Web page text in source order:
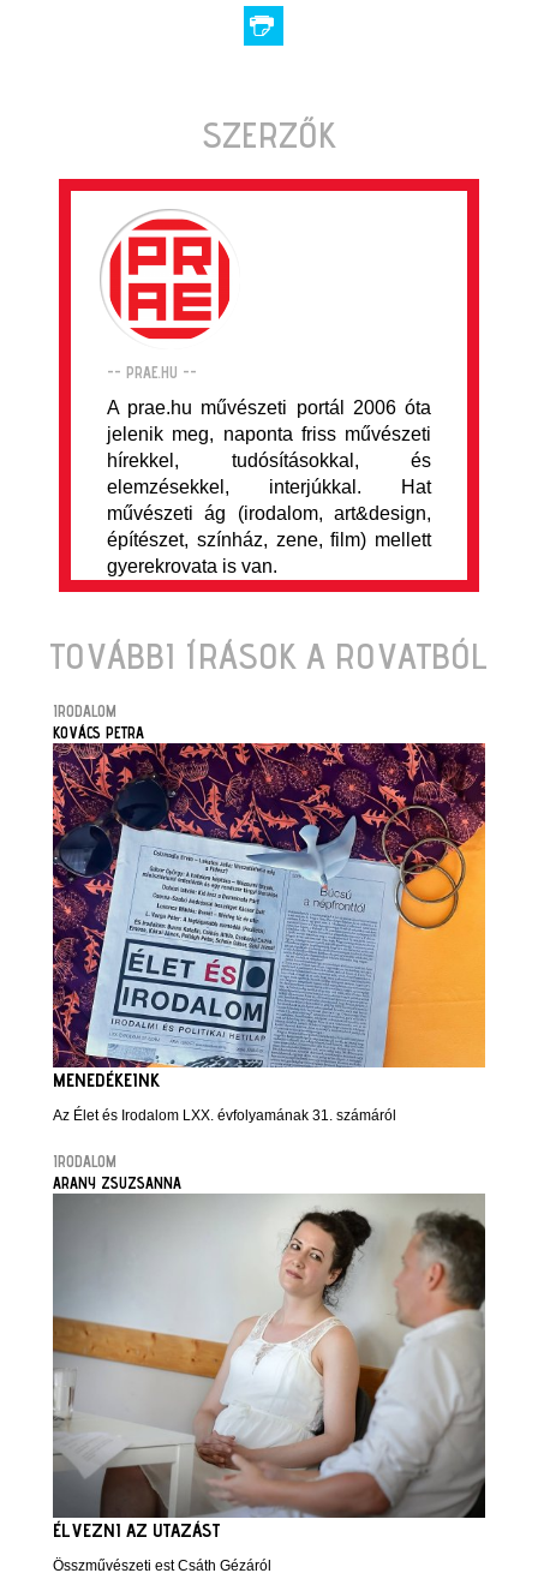
SZERZŐK
-- PRAE.HU --
A prae.hu művészeti portál 2006 óta
jelenik meg, naponta friss művészeti
hírekkel, tudósításokkal, és
elemzésekkel, interjúkkal. Hat
művészeti ág (irodalom, art&design,
építészet, színház, zene, film) mellett
gyerekrovata is van.
TOVÁBBI ÍRÁSOK A ROVATBÓL
IRODALOM
KOVÁCS PETRA
MENEDÉKEINK
Az Élet és Irodalom LXX. évfolyamának 31. számáról
IRODALOM
ARANY ZSUZSANNA
ÉLVEZNI AZ UTAZÁST
Összművészeti est Csáth Gézáról